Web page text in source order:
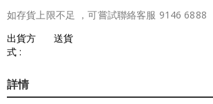
如存貨上限不足 ，可嘗試聯絡客服 9146 6888
出貨方
式 :
送貨
詳情